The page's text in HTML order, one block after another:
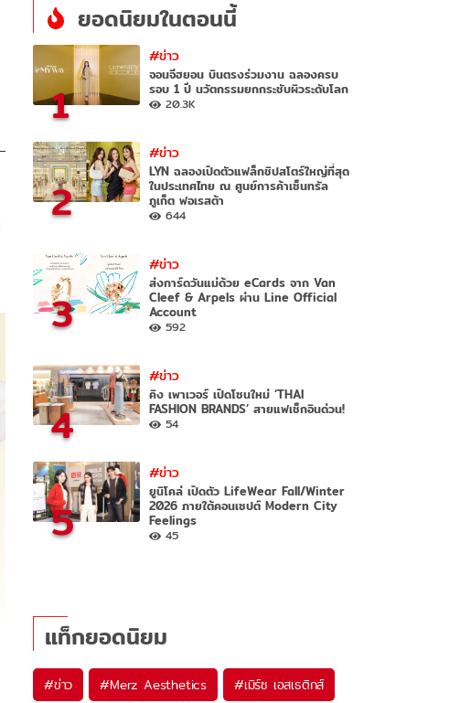
ยอดนิยมในตอนนี้
1
#ข่าว
จอนจีฮยอน บินตรงร่วมงาน ฉลองครบ
รอบ 1 ปี นวัตกรรมยกกระชับผิวระดับโลก
20.3K
2
#ข่าว
LYN ฉลองเปิดตัวแฟล็กชิปสโตร์ใหญ่ที่สุด
ในประเทศไทย ณ ศูนย์การค้าเซ็นทรัล
ภูเก็ต ฟอเรสต้า
644
3
#ข่าว
ส่งการ์ดวันแม่ด้วย eCards จาก Van
Cleef & Arpels ผ่าน Line Official
Account
592
4
#ข่าว
คิง เพาเวอร์ เปิดโซนใหม่ ‘THAI
FASHION BRANDS’ สายแฟเช็กอินด่วน!
54
5
#ข่าว
ยูนิโคล่ เปิดตัว LifeWear Fall/Winter
2026 ภายใต้คอนเซปต์ Modern City
Feelings
45
แท็กยอดนิยม
#ข่าว #Merz Aesthetics #เมิร์ซ เอสเธติกส์